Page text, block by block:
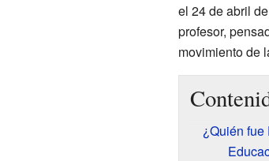
el 24 de abril
profesor,
movimiento de
¿Quién